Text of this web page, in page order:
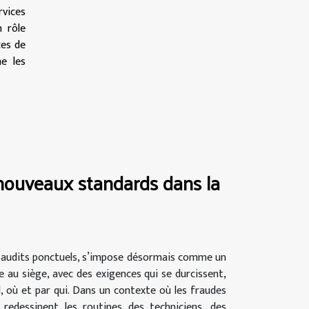
rôle
de
les
standards dans la
ponctuels, s’impose désormais comme un
siège, avec des exigences qui se durcissent,
où et par qui. Dans un contexte où les fraudes